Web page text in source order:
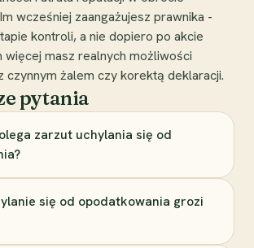
wcześniej zaangażujesz prawnika -
kontroli, a nie dopiero po akcie
więcej masz realnych możliwości
czynnym żalem czy korektą deklaracji.
pytania
zarzut uchylania się od
się od opodatkowania grozi